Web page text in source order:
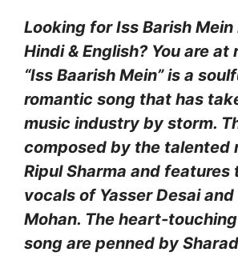
Looking for Iss Barish Mein
Hindi & English? You are at
“Iss Baarish Mein” is a
romantic song that has
music industry by storm.
composed by the talented
Ripul Sharma and
vocals of Yasser Desai
Mohan. The heart-
song are penned by